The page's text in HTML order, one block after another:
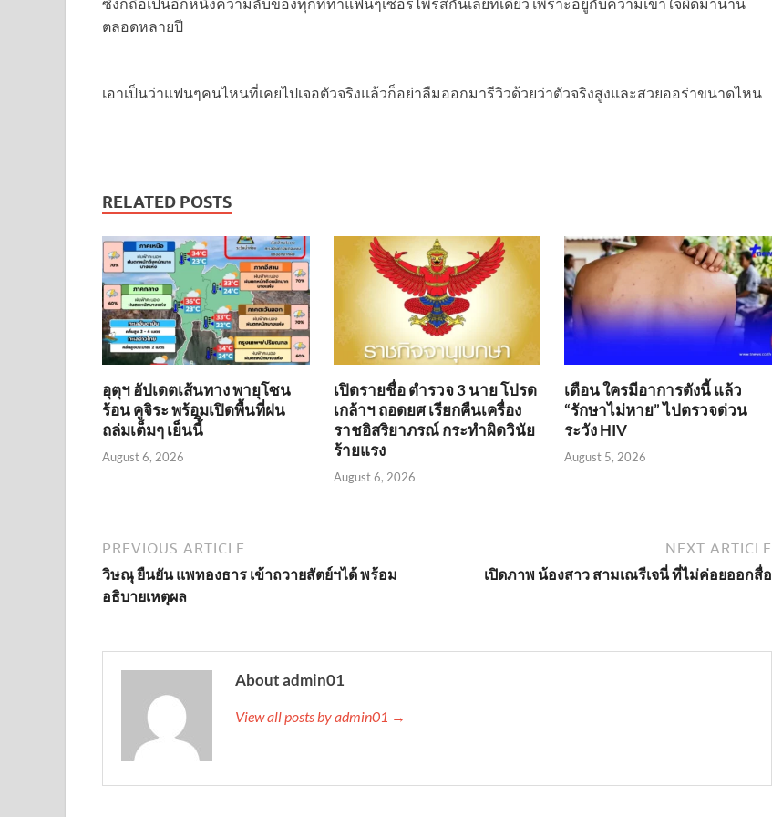
ซึ่งก็ถือเป็นอีกหนึ่งความลับของทุกที่ทำแฟนๆเซอร์ไพรส์กันเลยทีเดียว เพราะอยู่กับความเข้าใจผิดมานาน
ตลอดหลายปี
เอาเป็นว่าแฟนๆคนไหนที่เคยไปเจอตัวจริงแล้วก็อย่าลืมออกมารีวิวด้วยว่าตัวจริงสูงและสวยออร่าขนาดไหน
RELATED POSTS
อุตุฯ อัปเดตเส้นทาง พายุโซน
ร้อน คูจิระ พร้อมเปิดพื้นที่ฝน
ถล่มเต็มๆ เย็นนี้ิ
August 6, 2026
เปิดรายชื่อ ตำรวจ 3 นาย โปรด
เกล้าฯ ถอดยศ เรียกคืนเครื่อง
ราชอิสริยาภรณ์ กระทำผิดวินัย
ร้ายแรง
August 6, 2026
เตือน ใครมีอาการดังนี้ แล้ว
“รักษาไม่หาย” ไปตรวจด่วน
ระวัง HIV
August 5, 2026
PREVIOUS ARTICLE
วิษณุ ยืนยัน แพทองธาร เข้าถวายสัตย์ฯได้ พร้อม
อธิบายเหตุผล
NEXT ARTICLE
เปิดภาพ น้องสาว สามเณรีเจนี่ ที่ไม่ค่อยออกสื่อ
About admin01
View all posts by admin01 →